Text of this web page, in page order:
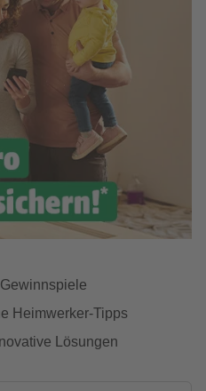
Heimwerker-Tipps
Lösungen